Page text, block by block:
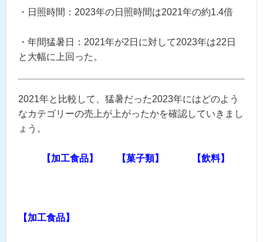
・日照時間：2023年の日照時間は2021年の約1.4倍
・年間猛暑日：2021年が2日に対して2023年は22日
と大幅に上回った。
2021年と比較して、猛暑だった2023年にはどのよう
なカテゴリーの売上が上がったかを確認していきまし
ょう。
【加工食品】 【菓子類】 【飲料】
【加工食品】